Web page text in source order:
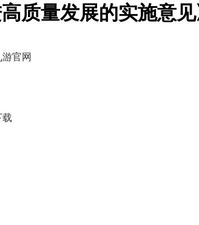
质量发展的实施意
官网
载